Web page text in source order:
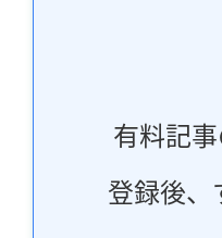
有料記
登録後、